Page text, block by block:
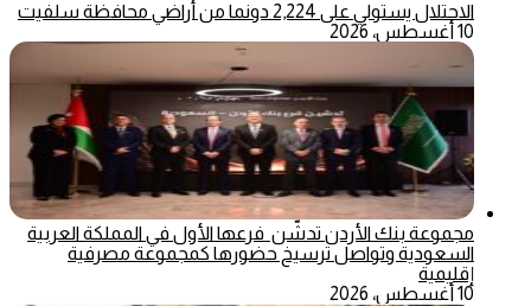
الاحتلال يستولي على 2,224 دونما من أراضي محافظة سلفيت
10 أغسطس، 2026
مجموعة بنك الأردن تدشّن فرعها الأول في المملكة العربية
السعودية وتواصل ترسيخ حضورها كمجموعة مصرفية
إقليمية
10 أغسطس، 2026